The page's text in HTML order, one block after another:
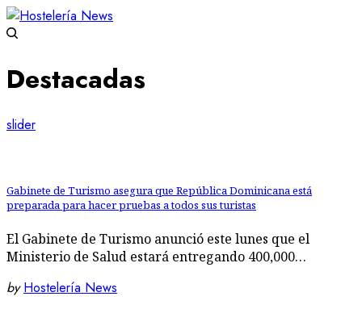
Destacadas
slider
Gabinete de Turismo asegura que República Dominicana está
preparada para hacer pruebas a todos sus turistas
El Gabinete de Turismo anunció este lunes que el
Ministerio de Salud estará entregando 400,000…
by Hostelería News